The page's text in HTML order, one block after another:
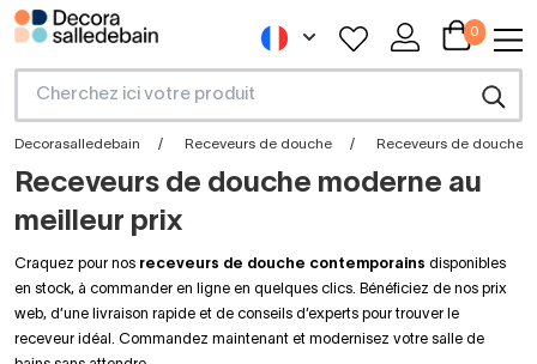
0
Decorasalledebain Receveurs de douche Receveurs de douche
Receveurs de douche moderne au
meilleur prix
Craquez pour nos receveurs de douche contemporains disponibles
en stock, à commander en ligne en quelques clics. Bénéficiez de nos prix
web, d’une livraison rapide et de conseils d’experts pour trouver le
receveur idéal. Commandez maintenant et modernisez votre salle de